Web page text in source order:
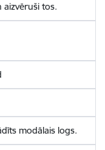
aizvēruši tos.
modālais logs.